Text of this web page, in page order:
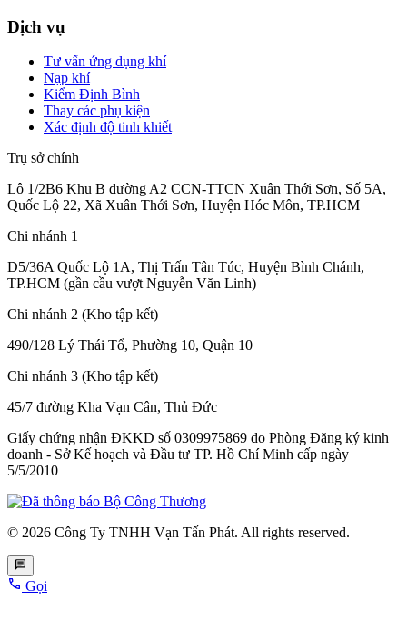
Dịch vụ
Tư vấn ứng dụng khí
Nạp khí
Kiểm Định Bình
Thay các phụ kiện
Xác định độ tinh khiết
Trụ sở chính
Lô 1/2B6 Khu B đường A2 CCN-TTCN Xuân Thới Sơn, Số 5A,
Quốc Lộ 22, Xã Xuân Thới Sơn, Huyện Hóc Môn, TP.HCM
Chi nhánh 1
D5/36A Quốc Lộ 1A, Thị Trấn Tân Túc, Huyện Bình Chánh,
TP.HCM (gần cầu vượt Nguyễn Văn Linh)
Chi nhánh 2 (Kho tập kết)
490/128 Lý Thái Tổ, Phường 10, Quận 10
Chi nhánh 3 (Kho tập kết)
45/7 đường Kha Vạn Cân, Thủ Đức
Giấy chứng nhận ĐKKD số 0309975869 do Phòng Đăng ký kinh
doanh - Sở Kế hoạch và Đầu tư TP. Hồ Chí Minh cấp ngày
5/5/2010
© 2026 Công Ty TNHH Vạn Tấn Phát. All rights reserved.
Gọi